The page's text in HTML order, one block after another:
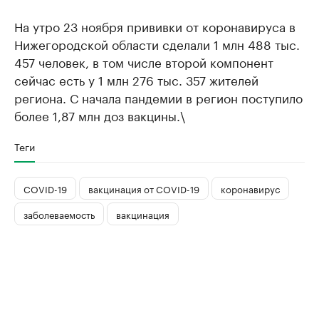
На утро 23 ноября прививки от коронавируса в
Нижегородской области сделали 1 млн 488 тыс.
457 человек, в том числе второй компонент
сейчас есть у 1 млн 276 тыс. 357 жителей
региона. С начала пандемии в регион поступило
более 1,87 млн доз вакцины.\
Теги
COVID-19 вакцинация от COVID-19
коронавирус
заболеваемость
вакцинация